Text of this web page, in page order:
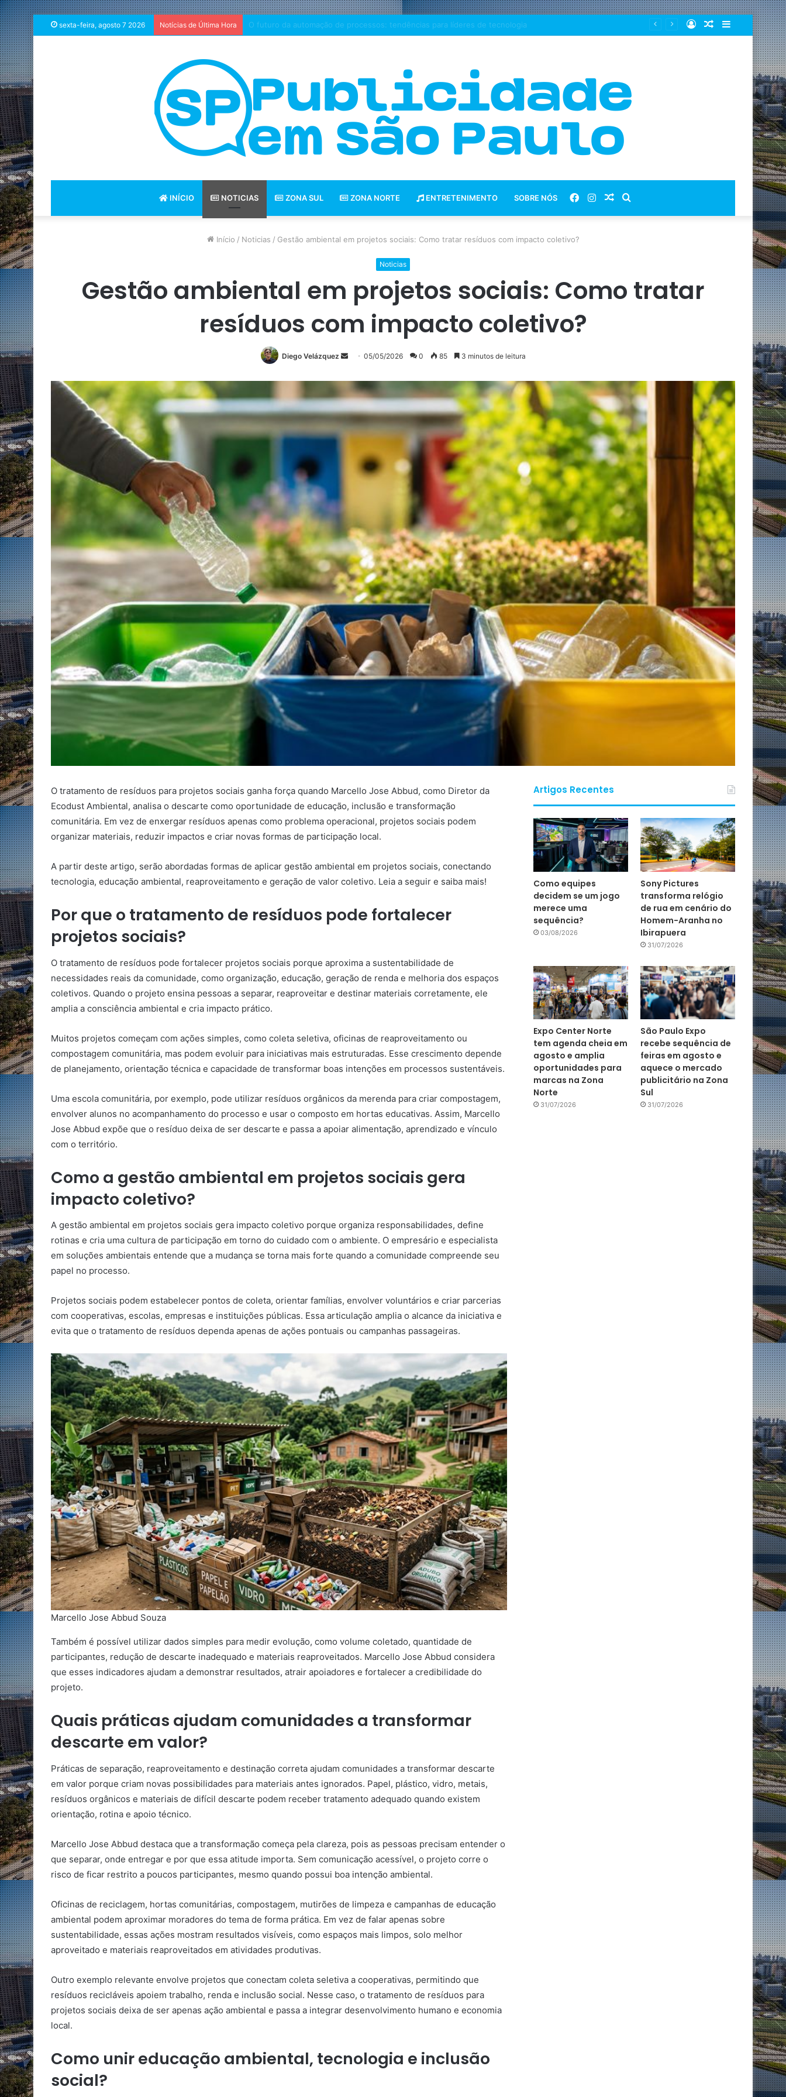
sexta-feira, agosto 7 2026 Notícias de Última Hora Como equipes decidem se um jogo merece uma sequência?
Barra
Lateral
Artigo
Entrar
INÍCIO NOTICIAS ZONA SUL ZONA NORTE ENTRETENIMENTO SOBRE NÓS Artigo
Instagram
Facebook
Início / Noticias / Gestão ambiental em projetos sociais: Como tratar resíduos com impacto coletivo?
Noticias
Gestão ambiental em projetos sociais: Como tratar
resíduos com impacto coletivo?
Diego Velázquez
Mande
e-
mail
05/05/2026 0 85 3 minutos de leitura
O tratamento de resíduos para projetos sociais ganha força quando Marcello Jose Abbud, como Diretor da
Ecodust Ambiental, analisa o descarte como oportunidade de educação, inclusão e transformação
comunitária. Em vez de enxergar resíduos apenas como problema operacional, projetos sociais podem
organizar materiais, reduzir impactos e criar novas formas de participação local.
A partir deste artigo, serão abordadas formas de aplicar gestão ambiental em projetos sociais, conectando
tecnologia, educação ambiental, reaproveitamento e geração de valor coletivo. Leia a seguir e saiba mais!
Por que o tratamento de resíduos pode fortalecer
projetos sociais?
O tratamento de resíduos pode fortalecer projetos sociais porque aproxima a sustentabilidade de
necessidades reais da comunidade, como organização, educação, geração de renda e melhoria dos espaços
coletivos. Quando o projeto ensina pessoas a separar, reaproveitar e destinar materiais corretamente, ele
amplia a consciência ambiental e cria impacto prático.
Muitos projetos começam com ações simples, como coleta seletiva, oficinas de reaproveitamento ou
compostagem comunitária, mas podem evoluir para iniciativas mais estruturadas. Esse crescimento depende
de planejamento, orientação técnica e capacidade de transformar boas intenções em processos sustentáveis.
Uma escola comunitária, por exemplo, pode utilizar resíduos orgânicos da merenda para criar compostagem,
envolver alunos no acompanhamento do processo e usar o composto em hortas educativas. Assim, Marcello
Jose Abbud expõe que o resíduo deixa de ser descarte e passa a apoiar alimentação, aprendizado e vínculo
com o território.
Como a gestão ambiental em projetos sociais gera
impacto coletivo?
A gestão ambiental em projetos sociais gera impacto coletivo porque organiza responsabilidades, define
rotinas e cria uma cultura de participação em torno do cuidado com o ambiente. O empresário e especialista
em soluções ambientais entende que a mudança se torna mais forte quando a comunidade compreende seu
papel no processo.
Projetos sociais podem estabelecer pontos de coleta, orientar famílias, envolver voluntários e criar parcerias
com cooperativas, escolas, empresas e instituições públicas. Essa articulação amplia o alcance da iniciativa e
evita que o tratamento de resíduos dependa apenas de ações pontuais ou campanhas passageiras.
Marcello Jose Abbud Souza
Também é possível utilizar dados simples para medir evolução, como volume coletado, quantidade de
participantes, redução de descarte inadequado e materiais reaproveitados. Marcello Jose Abbud considera
que esses indicadores ajudam a demonstrar resultados, atrair apoiadores e fortalecer a credibilidade do
projeto.
Quais práticas ajudam comunidades a transformar
descarte em valor?
Práticas de separação, reaproveitamento e destinação correta ajudam comunidades a transformar descarte
em valor porque criam novas possibilidades para materiais antes ignorados. Papel, plástico, vidro, metais,
resíduos orgânicos e materiais de difícil descarte podem receber tratamento adequado quando existem
orientação, rotina e apoio técnico.
Marcello Jose Abbud destaca que a transformação começa pela clareza, pois as pessoas precisam entender o
que separar, onde entregar e por que essa atitude importa. Sem comunicação acessível, o projeto corre o
risco de ficar restrito a poucos participantes, mesmo quando possui boa intenção ambiental.
Oficinas de reciclagem, hortas comunitárias, compostagem, mutirões de limpeza e campanhas de educação
ambiental podem aproximar moradores do tema de forma prática. Em vez de falar apenas sobre
sustentabilidade, essas ações mostram resultados visíveis, como espaços mais limpos, solo melhor
aproveitado e materiais reaproveitados em atividades produtivas.
Outro exemplo relevante envolve projetos que conectam coleta seletiva a cooperativas, permitindo que
resíduos recicláveis apoiem trabalho, renda e inclusão social. Nesse caso, o tratamento de resíduos para
projetos sociais deixa de ser apenas ação ambiental e passa a integrar desenvolvimento humano e economia
local.
Como unir educação ambiental, tecnologia e inclusão
social?
Artigos Recentes
Como equipes
decidem se um jogo
merece uma
sequência?
03/08/2026
Sony Pictures
transforma relógio
de rua em cenário do
Homem-Aranha no
Ibirapuera
31/07/2026
Expo Center Norte
tem agenda cheia em
agosto e amplia
oportunidades para
marcas na Zona
Norte
31/07/2026
São Paulo Expo
recebe sequência de
feiras em agosto e
aquece o mercado
publicitário na Zona
Sul
31/07/2026